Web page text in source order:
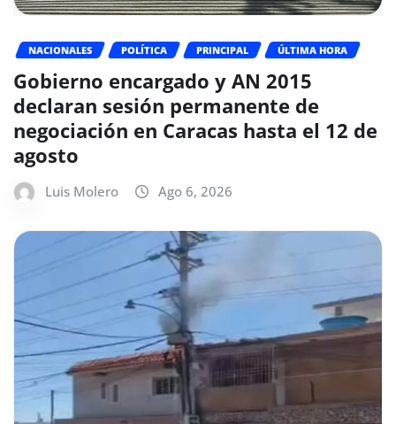
NACIONALES POLÍTICA PRINCIPAL ÚLTIMA HORA
Gobierno encargado y AN 2015
declaran sesión permanente de
negociación en Caracas hasta el 12 de
agosto
Luis Molero Ago 6, 2026